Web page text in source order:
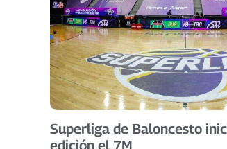
Superliga de Baloncesto
edición el 7M